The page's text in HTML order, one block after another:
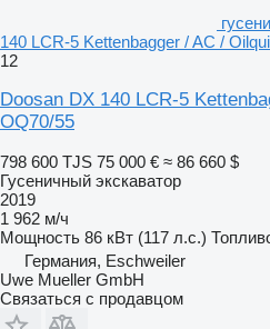
140 LCR-5 Kettenbagger / AC /
12
Doosan DX 140 LCR-5
OQ70/55
798 600 TJS 75 000 € ≈ 86 660 $
Гусеничный экскаватор
2019
1 962 м/ч
Мощность 86 кВт (117 л.с.)
Германия, Eschweiler
Uwe Mueller GmbH
Связаться с продавцом